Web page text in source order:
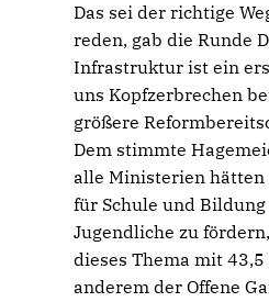
Das sei der richtige
reden, gab die Runde
Infrastruktur ist ein
uns Kopfzerbrechen
größere
Dem stimmte
alle Ministerien hätten
für Schule und
Jugendliche zu
dieses Thema mit
anderem der Offene